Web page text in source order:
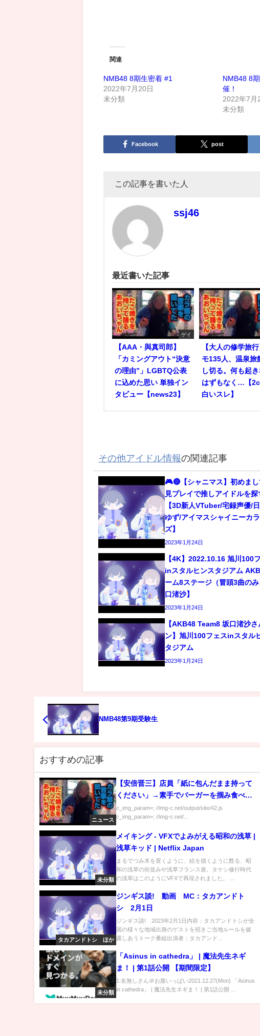
関連
NMB48 8期生密着 #1
2022年7月20日
未分類
NMB48 8
催！
2022年7月
未分類
Facebook post
この記事を書いた人
ssj46
最近書いた記事
ゲイ
【AAA・與真司郎】
「カミングアウト“決意
の理由”」LGBTQ公表
に込めた思い 単独イン
タビュー【news23】
【大人の修学旅
モ135人、温泉旅
し切る。何も起
はずもなく…【
白いスレ】
その他アイドル情報の関連記事
🎮🔴【シャニマス】初めまし
見プレイで推しアイドルを探
【3D新人VTuber/宅録声優/
ゆず/アイマスシャイニーカ
ズ】
2023年1月24日
【4K】2022.10.16 旭川100
inスタルヒンスタジアム
ーム8ステージ（冒頭3曲の
口渚沙】
2023年1月24日
【AKB48 Team8 坂口渚沙さ
ン】旭川100フェスinスタル
タジアム
2023年1月24日
NMB48第9期受験生
おすすめの記事
ニュース
【安倍晋三】店員「紙に包んだまま持って
ください」→素手でバーガーを掴み食べ出
す
c_img_param=; //img-c.net/output/site/42.js
c_img_param=; //img-c.net/...
未分類
メイキング - VFXでよみがえる昭和の浅草 |
浅草キッド | Netflix Japan
まるでつみ木を置くように、絵を描くように甦る、昭
和の浅草の街並みや浅草フランス座。タケシ修行時代
の浅草はこのようにVFXで再現されました。 ...
タカアンドトシ ほか
ジンギス談! 動画 MC：タカアンドト
シ 2月1日
ジンギス談! 2023年2月1日内容：タカアンドトシが全
国の様々な地域出身のゲストを招きご当地ルールを披
露しあうトーク番組出演者：タカアンド...
未分類
「Asinus in cathedra」 | 魔法先生ネギ
ま！ | 第1話公開 【期間限定】
1:名無しさん＠お腹いっぱい2021.12.27(Mon) 「Asinus
in cathedra」 | 魔法先生ネギま！ | 第1話公開 ...